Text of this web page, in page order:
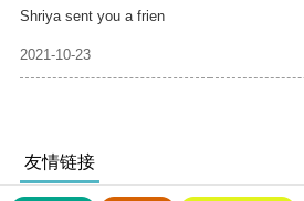
Shriya sent you a frien
2021-10-23
友情链接